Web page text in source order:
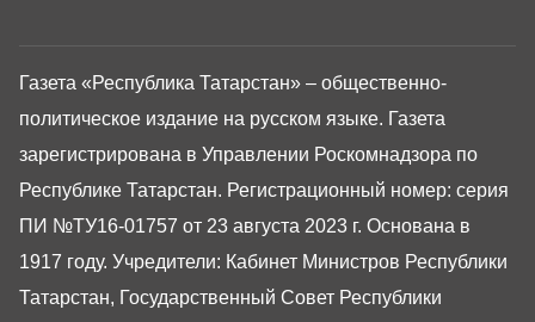
Газета «Республика Татарстан» – общественно-
политическое издание на русском языке. Газета
зарегистрирована в Управлении Роскомнадзора по
Республике Татарстан. Регистрационный номер: серия
ПИ №ТУ16-01757 от 23 августа 2023 г. Основана в
1917 году. Учредители: Кабинет Министров Республики
Татарстан, Государственный Совет Республики